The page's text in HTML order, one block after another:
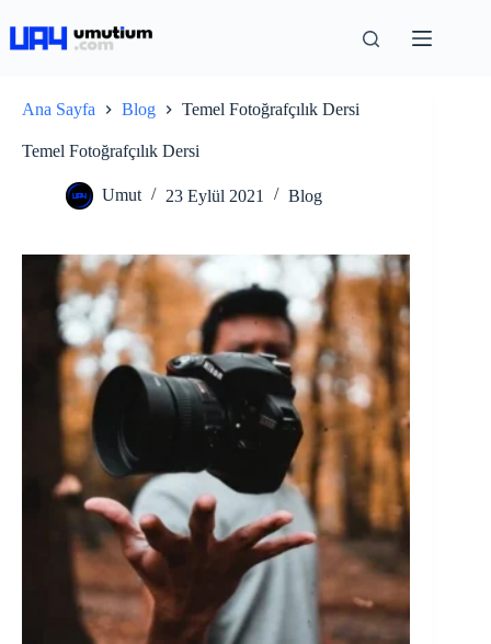
Ana Sayfa Blog Temel Fotoğrafçılık Dersi
Temel Fotoğrafçılık Dersi
Umut 23 Eylül 2021 Blog